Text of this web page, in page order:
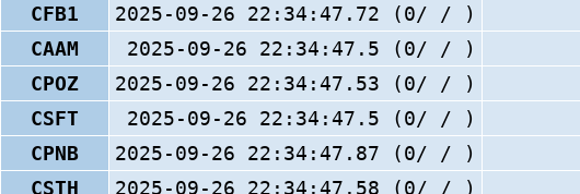
CFB1
2025-09-26 22:34:47.72 (0/ / )
CAAM
2025-09-26 22:34:47.5 (0/ / )
CPOZ
2025-09-26 22:34:47.53 (0/ / )
CSFT
2025-09-26 22:34:47.5 (0/ / )
CPNB
2025-09-26 22:34:47.87 (0/ / )
CSTH
2025-09-26 22:34:47.58 (0/ / )